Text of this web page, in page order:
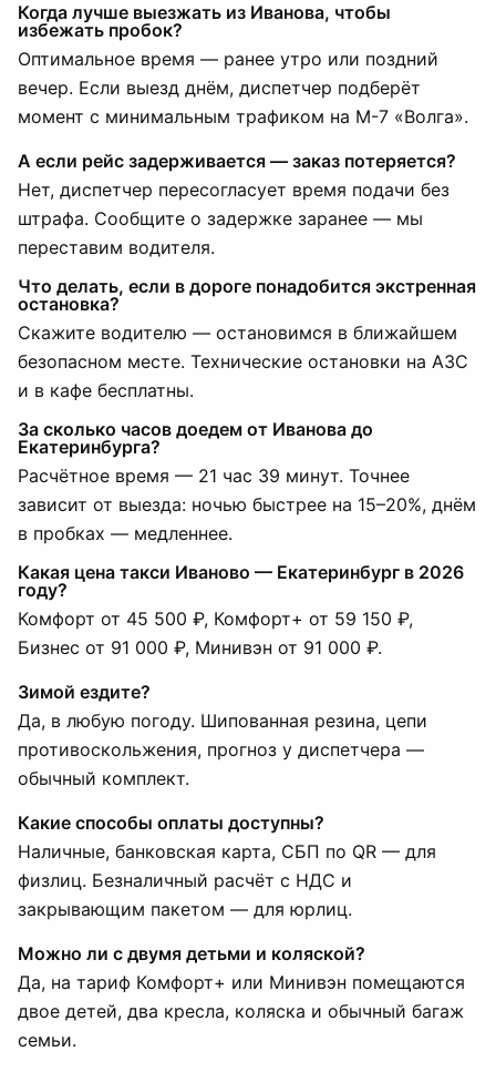
Когда лучше выезжать из Иванова, чтобы
избежать пробок?
Оптимальное время — ранее утро или поздний
вечер. Если выезд днём, диспетчер подберёт
момент с минимальным трафиком на М-7 «Волга».
А если рейс задерживается — заказ потеряется?
Нет, диспетчер пересогласует время подачи без
штрафа. Сообщите о задержке заранее — мы
переставим водителя.
Что делать, если в дороге понадобится экстренная
остановка?
Скажите водителю — остановимся в ближайшем
безопасном месте. Технические остановки на АЗС
и в кафе бесплатны.
За сколько часов доедем от Иванова до
Екатеринбурга?
Расчётное время — 21 час 39 минут. Точнее
зависит от выезда: ночью быстрее на 15–20%, днём
в пробках — медленнее.
Какая цена такси Иваново — Екатеринбург в 2026
году?
Комфорт от 45 500 ₽, Комфорт+ от 59 150 ₽,
Бизнес от 91 000 ₽, Минивэн от 91 000 ₽.
Зимой ездите?
Да, в любую погоду. Шипованная резина, цепи
противоскольжения, прогноз у диспетчера —
обычный комплект.
Какие способы оплаты доступны?
Наличные, банковская карта, СБП по QR — для
физлиц. Безналичный расчёт с НДС и
закрывающим пакетом — для юрлиц.
Можно ли с двумя детьми и коляской?
Да, на тариф Комфорт+ или Минивэн помещаются
двое детей, два кресла, коляска и обычный багаж
семьи.